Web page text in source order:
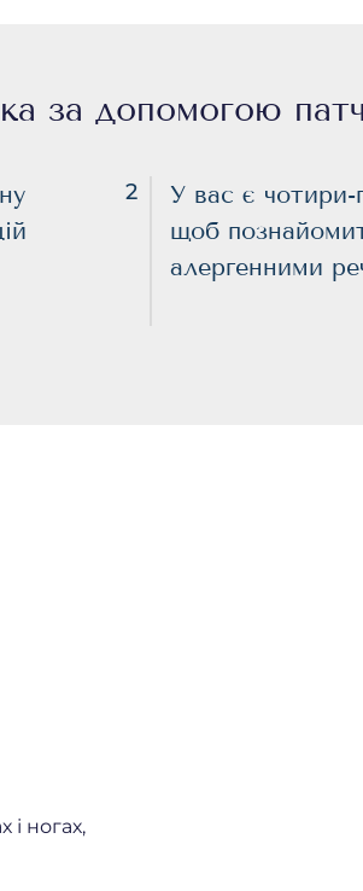
за допомогою
2
У вас є чотири-
щоб
алергенними
і ногах,